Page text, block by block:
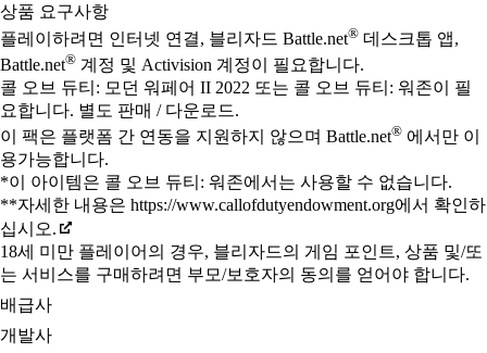
상품 요구사항
플레이하려면 인터넷 연결, 블리자드 Battle.net® 데스크톱 앱,
Battle.net® 계정 및 Activision 계정이 필요합니다.
콜 오브 듀티: 모던 워페어 II 2022 또는 콜 오브 듀티: 워존이 필
요합니다. 별도 판매 / 다운로드.
이 팩은 플랫폼 간 연동을 지원하지 않으며 Battle.net® 에서만 이
용가능합니다.
*이 아이템은 콜 오브 듀티: 워존에서는 사용할 수 없습니다.
**자세한 내용은 https://www.callofdutyendowment.org에서 확인하
십시오.
18세 미만 플레이어의 경우, 블리자드의 게임 포인트, 상품 및/또
는 서비스를 구매하려면 부모/보호자의 동의를 얻어야 합니다.
배급사
개발사